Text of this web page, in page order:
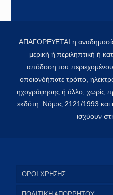
ΑΠΑΓΟΡΕΥΕΤΑΙ η
μερική ή περιληπτική ή
απόδοση του
οποιονδήποτε τρόπο,
ηχογράφησης ή άλλο, χωρίς
εκδότη. Νόμος 2121/1993 και
ισχύουν
ΟΡΟΙ ΧΡΗΣΗΣ